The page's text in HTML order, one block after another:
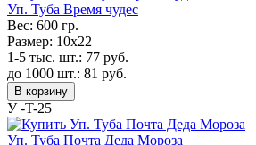
Уп. Туба Время чудес
Вес: 600 гр.
Размер: 10x22
1-5 тыс. шт.: 77 руб.
до 1000 шт.: 81 руб.
В корзину
У -T-25
Уп. Туба Почта Деда Мороза